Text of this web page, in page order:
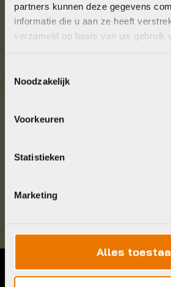
partners kunnen deze gegevens
informatie die u aan ze heeft
verzameld op basis van uw gebruik
Noodzakelijk
Voorkeuren
Statistieken
Marketing
Alles
Wij staan voor je klaar! Neem
onderstaande gegevens.
info@bykestore.nl
Geef ons een belletje
1315 BP Almere